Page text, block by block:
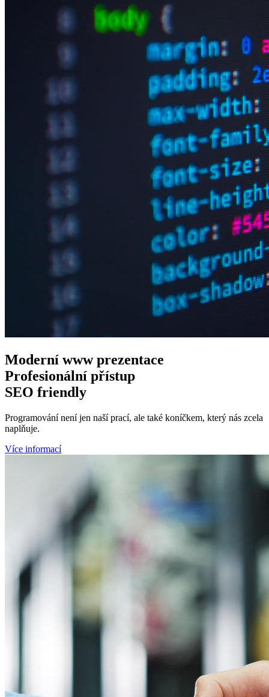
Moderní wwwprezentace
Profesionální přístup
SEO friendly
Programování není jen naší prací, ale také koníčkem, který nás zcela
naplňuje.
Více informací